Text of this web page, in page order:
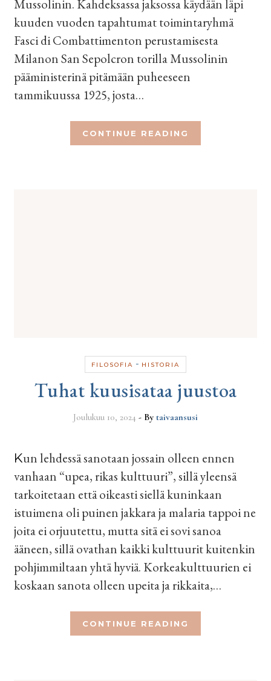
Mussolinin. Kahdeksassa jaksossa käydään läpi
kuuden vuoden tapahtumat toimintaryhmä
Fasci di Combattimenton perustamisesta
Milanon San Sepolcron torilla Mussolinin
pääministerinä pitämään puheeseen
tammikuussa 1925, josta…
CONTINUE READING
FILOSOFIA - HISTORIA
Tuhat kuusisataa juustoa
Joulukuu 10, 2024 - By taivaansusi
Kun lehdessä sanotaan jossain olleen ennen
vanhaan “upea, rikas kulttuuri”, sillä yleensä
tarkoitetaan että oikeasti siellä kuninkaan
istuimena oli puinen jakkara ja malaria tappoi ne
joita ei orjuutettu, mutta sitä ei sovi sanoa
ääneen, sillä ovathan kaikki kulttuurit kuitenkin
pohjimmiltaan yhtä hyviä. Korkeakulttuurien ei
koskaan sanota olleen upeita ja rikkaita,…
CONTINUE READING